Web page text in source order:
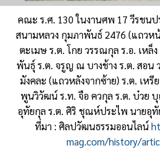
คณะ ร.ศ. 130 ในงานศพ 17 วีรชน
สนามหลวง กุมภาพันธ์ 2476 (แถวห
ตะเมษ ร.ต. โกย วรรณกุล ร.อ. เหล็
พันธุ์ ร.ต. จรูญ ณ บางช้าง ร.ต. สอน
มังคละ (แถวหลังจากซ้าย) ร.ต. เห
พูนวิวัฒน์ ร.ท. จือ ควกุล ร.ต. บ๋วย
อุทัยกุล ร.ต. ศิริ ชุณห์ประไพ นายอุ
ที่มา : ศิลปวัฒนธรรมออนไลน์
mag.com/history/